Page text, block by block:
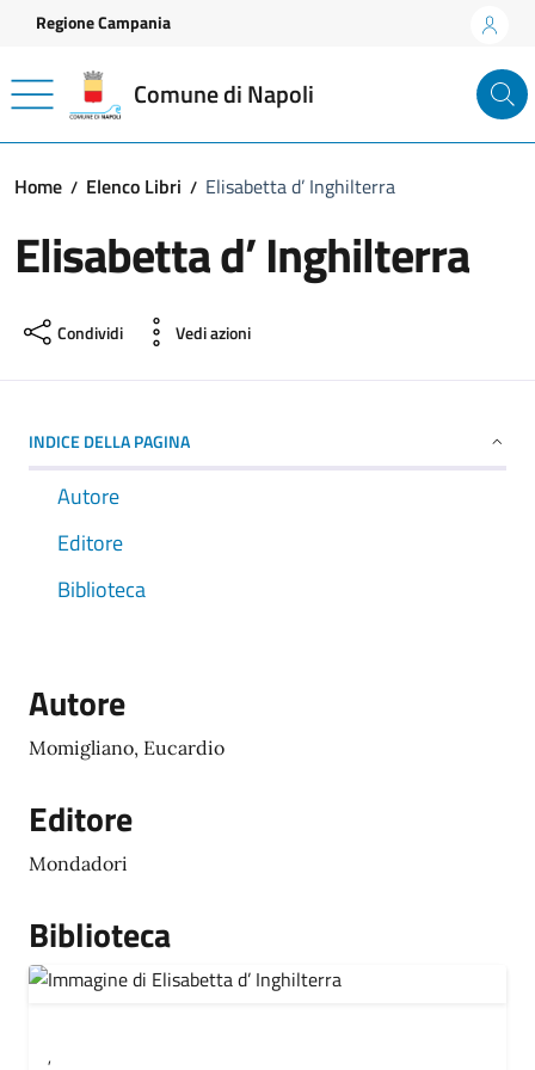
Vai ai contenuti
Vai al footer
Regione Campania
Comune di Napoli
Home Elenco Libri Elisabetta d’ Inghilterra
Elisabetta d’ Inghilterra
Condividi Vedi azioni
INDICE DELLA PAGINA
Autore
Editore
Biblioteca
Autore
Momigliano, Eucardio
Editore
Mondadori
Biblioteca
,